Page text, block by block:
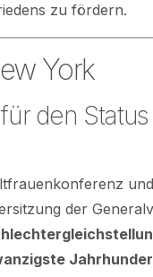
zu fördern.
York
den
der